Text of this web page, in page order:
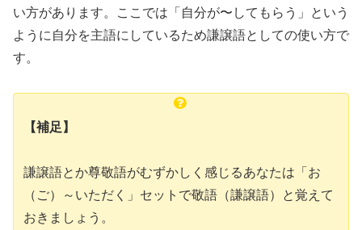
い方があります。ここでは「自分が〜してもらう」という
ように自分を主語にしているため謙譲語としての使い方で
す。
【補足】
謙譲語とか尊敬語がむずかしく感じるあなたは「お
（ご）～いただく」セットで敬語（謙譲語）と覚えて
おきましょう。